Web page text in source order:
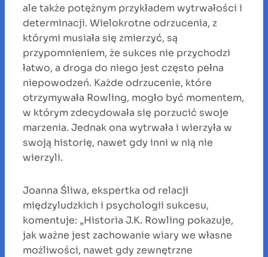
ale także potężnym przykładem wytrwałości i
determinacji. Wielokrotne odrzucenia, z
którymi musiała się zmierzyć, są
przypomnieniem, że sukces nie przychodzi
łatwo, a droga do niego jest często pełna
niepowodzeń. Każde odrzucenie, które
otrzymywała Rowling, mogło być momentem,
w którym zdecydowała się porzucić swoje
marzenia. Jednak ona wytrwała i wierzyła w
swoją historię, nawet gdy inni w nią nie
wierzyli.
Joanna Śliwa, ekspertka od relacji
międzyludzkich i psychologii sukcesu,
komentuje: „Historia J.K. Rowling pokazuje,
jak ważne jest zachowanie wiary we własne
możliwości, nawet gdy zewnętrzne